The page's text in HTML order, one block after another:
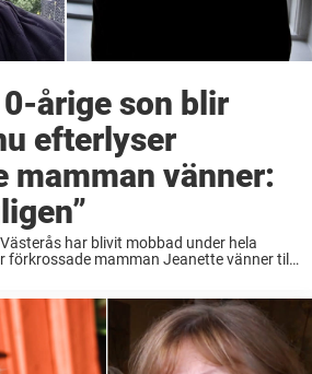
årige son blir
efterlyser
mamman vänner:
har blivit mobbad under hela
förkrossade mamman Jeanette vänner till